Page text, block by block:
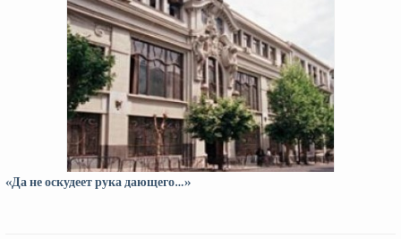
«Да не оскудеет рука дающего…»